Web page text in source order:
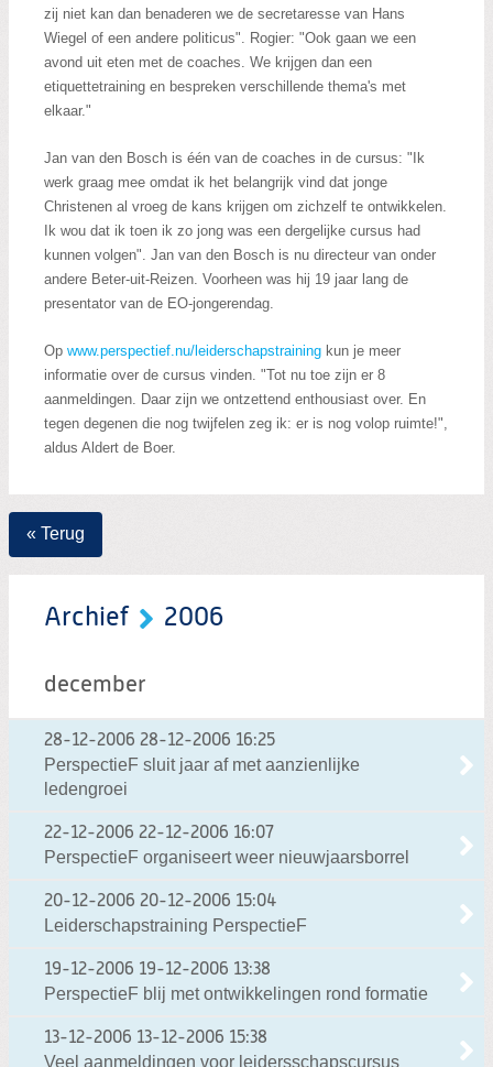
zij niet kan dan benaderen we de secretaresse van Hans
Wiegel of een andere politicus". Rogier: "Ook gaan we een
avond uit eten met de coaches. We krijgen dan een
etiquettetraining en bespreken verschillende thema's met
elkaar."
Jan van den Bosch is één van de coaches in de cursus: "Ik
werk graag mee omdat ik het belangrijk vind dat jonge
Christenen al vroeg de kans krijgen om zichzelf te ontwikkelen.
Ik wou dat ik toen ik zo jong was een dergelijke cursus had
kunnen volgen". Jan van den Bosch is nu directeur van onder
andere Beter-uit-Reizen. Voorheen was hij 19 jaar lang de
presentator van de EO-jongerendag.
Op www.perspectief.nu/leiderschapstraining kun je meer
informatie over de cursus vinden. "Tot nu toe zijn er 8
aanmeldingen. Daar zijn we ontzettend enthousiast over. En
tegen degenen die nog twijfelen zeg ik: er is nog volop ruimte!",
aldus Aldert de Boer.
« Terug
Archief 2006
december
28-12-2006 28-12-2006 16:25
PerspectieF sluit jaar af met aanzienlijke
ledengroei
22-12-2006 22-12-2006 16:07
PerspectieF organiseert weer nieuwjaarsborrel
20-12-2006 20-12-2006 15:04
Leiderschapstraining PerspectieF
19-12-2006 19-12-2006 13:38
PerspectieF blij met ontwikkelingen rond formatie
13-12-2006 13-12-2006 15:38
Veel aanmeldingen voor leidersschapscursus